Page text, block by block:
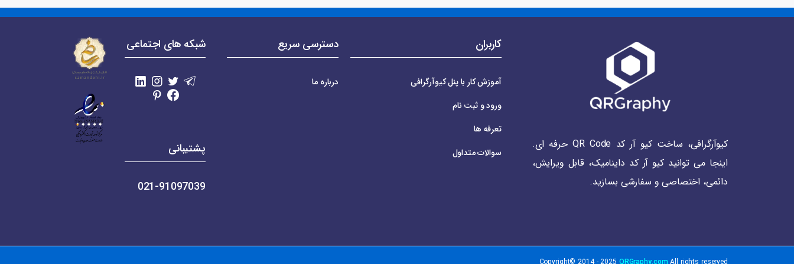
کیوآرگرافی، ساخت کیو آر کد QR Code حرفه ای.
اینجا می توانید کیو آر کد داینامیک، قابل ویرایش،
دائمی، اختصاصی و سفارشی بسازید.
کاربران
آموزش کار با پنل کیوآرگرافی
ورود و ثبت نام
تعرفه ها
سوالات متداول
دسترسی سریع
درباره ما
شبکه های اجتماعی
پشتیبانی
021-91097039